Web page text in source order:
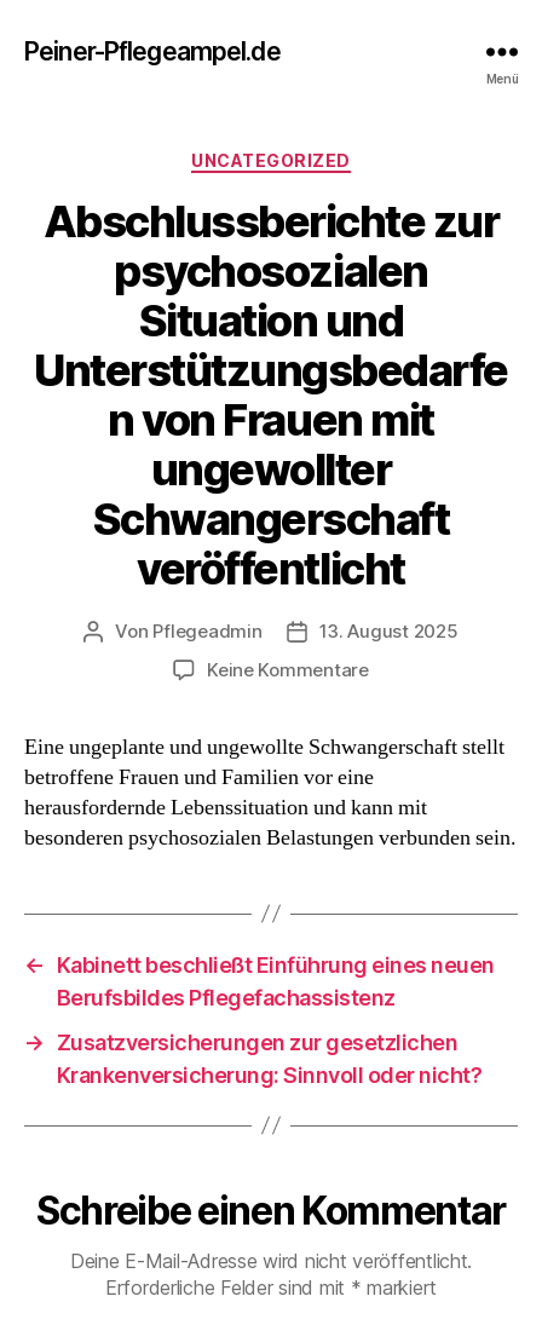
Peiner-Pflegeampel.de
Menü
Kategorien
UNCATEGORIZED
Abschlussberichte zur
psychosozialen
Situation und
Unterstützungsbedarfe
n von Frauen mit
ungewollter
Schwangerschaft
veröffentlicht
Beitragsautor
Von Pflegeadmin Beitragsdatum
13. August 2025
Keine Kommentarezu
psychosozialen
Situation
und
Schwangerschaft
Eine ungeplante und ungewollte Schwangerschaft stellt
betroffene Frauen und Familien vor eine
herausfordernde Lebenssituation und kann mit
besonderen psychosozialen Belastungen verbunden sein.
←
Kabinett beschließt Einführung eines neuen
Berufsbildes Pflegefachassistenz
→
Zusatzversicherungen zur gesetzlichen
Krankenversicherung: Sinnvoll oder nicht?
Schreibe einen Kommentar
Deine E-Mail-Adresse wird nicht veröffentlicht.
Erforderliche Felder sind mit * markiert